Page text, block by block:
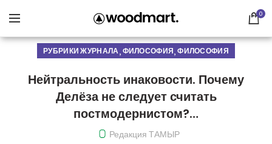
0
РУБРИКИ ЖУРНАЛА, ФИЛОСОФИЯ,ФИЛОСОФИЯ
Нейтральность инаковости. Почему
Делёза не следует считать
постмодернистом?…
Редакция ТАМЫР